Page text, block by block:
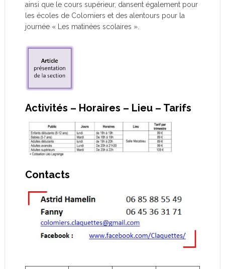
ainsi que le cours supérieur, dansent également pour
les écoles de Colomiers et des alentours pour la
journée « Les matinées scolaires ».
Activités – Horaires – Lieu – Tarifs
Contacts